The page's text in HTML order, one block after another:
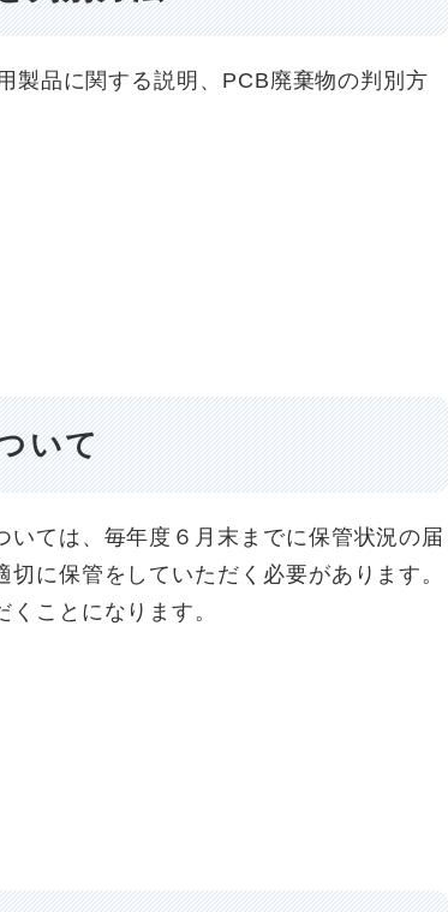
製品に関する説明、PCB廃棄物の判別方
いて
ては、毎年度６月末までに保管状況の届
に保管をしていただく必要があります。
ことになります。